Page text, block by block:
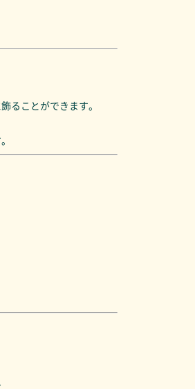
ることができます。